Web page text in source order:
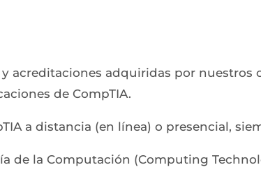
acreditaciones adquiridas por nuestros
de CompTIA.
a distancia (en línea) o presencial,
de la Computación (Computing